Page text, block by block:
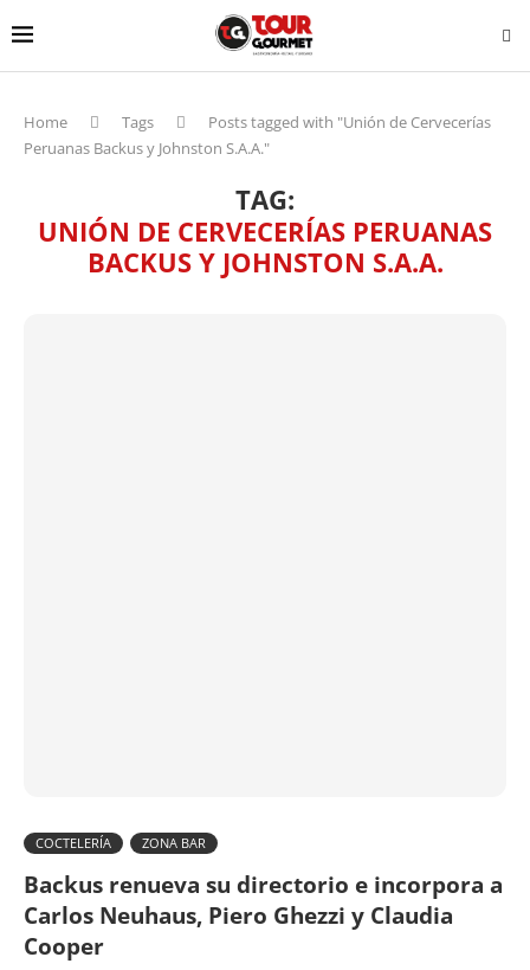
Home Tags
Posts tagged with "Unión de Cervecerías
Peruanas Backus y Johnston S.A.A."
TAG:
UNIÓN DE CERVECERÍAS PERUANAS
BACKUS Y JOHNSTON S.A.A.
COCTELERÍA ZONA BAR
Backus renueva su directorio e incorpora a
Carlos Neuhaus, Piero Ghezzi y Claudia
Cooper